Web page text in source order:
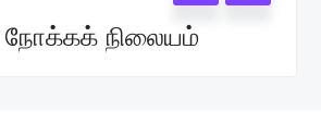
நோக்கக் நிலையம்